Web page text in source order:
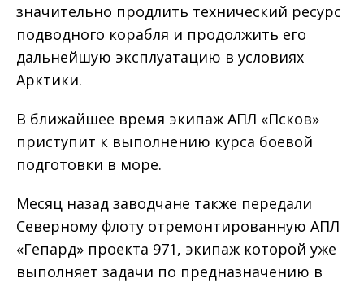
значительно продлить технический ресурс
подводного корабля и продолжить его
дальнейшую эксплуатацию в условиях
Арктики.
В ближайшее время экипаж АПЛ «Псков»
приступит к выполнению курса боевой
подготовки в море.
Месяц назад заводчане также передали
Северному флоту отремонтированную АПЛ
«Гепард» проекта 971, экипаж которой уже
выполняет задачи по предназначению в